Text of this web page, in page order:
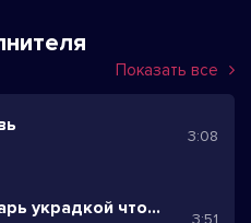
Показать все
3:08
Помню как фонарь украдкой что покоя не давал
3:51